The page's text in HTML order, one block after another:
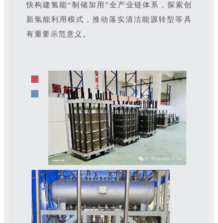
快构建氢能“制储加用”全产业链体系，探索创
新氢能利用模式，推动落实清洁能源转型等具
有重要示范意义。